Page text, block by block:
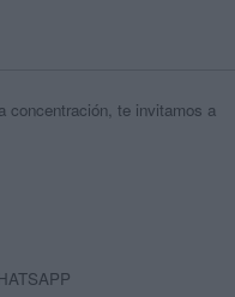
concentración, te invitamos a